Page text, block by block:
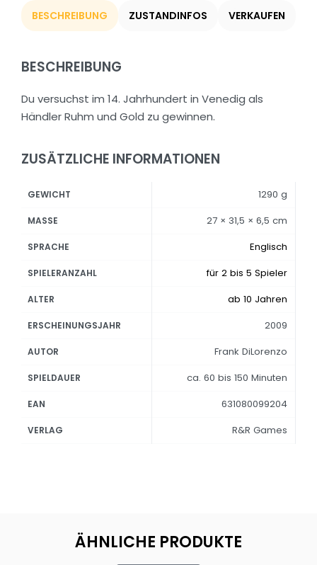
BESCHREIBUNG ZUSTANDINFOS VERKAUFEN
BESCHREIBUNG
Du versuchst im 14. Jahrhundert in Venedig als
Händler Ruhm und Gold zu gewinnen.
ZUSÄTZLICHE INFORMATIONEN
GEWICHT 1290 g
MASSE 27 × 31,5 × 6,5 cm
SPRACHE Englisch
SPIELERANZAHL für 2 bis 5 Spieler
ALTER ab 10 Jahren
ERSCHEINUNGSJAHR 2009
AUTOR Frank DiLorenzo
SPIELDAUER ca. 60 bis 150 Minuten
EAN 631080099204
VERLAG R&R Games
ÄHNLICHE PRODUKTE